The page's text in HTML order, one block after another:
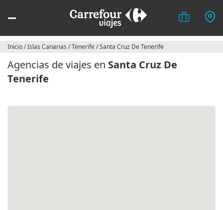
Inicio/Islas Canarias /Tenerife/Santa Cruz De Tenerife
Agencias de viajes en Santa Cruz De
Tenerife